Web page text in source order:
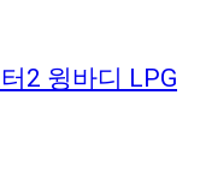
2 윙바디 LPG